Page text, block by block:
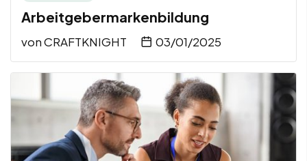
Arbeitgebermarkenbildung
vonCRAFTKNIGHT 03/01/2025